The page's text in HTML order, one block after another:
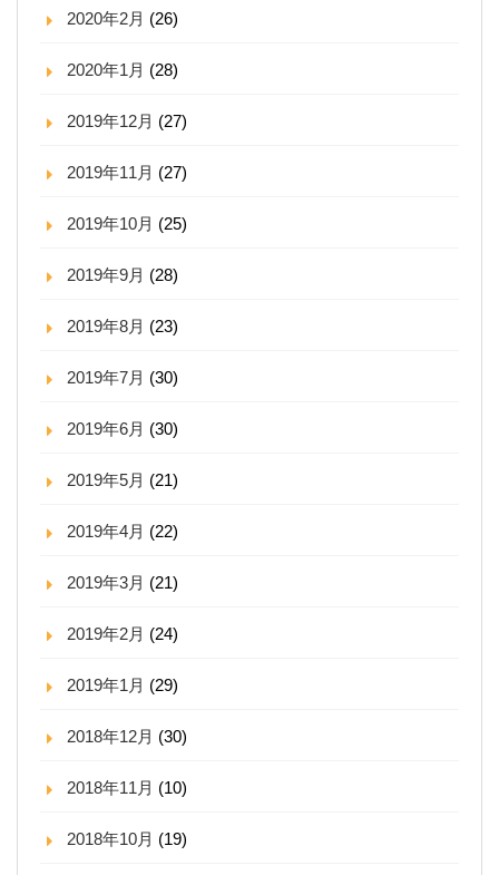
2020年2月 (26)
2020年1月 (28)
2019年12月 (27)
2019年11月 (27)
2019年10月 (25)
2019年9月 (28)
2019年8月 (23)
2019年7月 (30)
2019年6月 (30)
2019年5月 (21)
2019年4月 (22)
2019年3月 (21)
2019年2月 (24)
2019年1月 (29)
2018年12月 (30)
2018年11月 (10)
2018年10月 (19)